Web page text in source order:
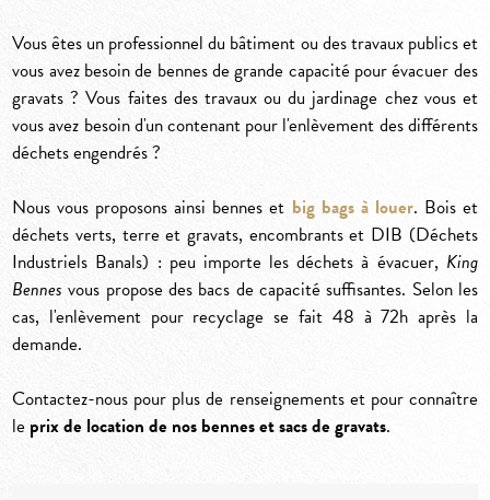
Vous êtes un professionnel du bâtiment ou des travaux publics et
vous avez besoin de bennes de grande capacité pour évacuer des
gravats ? Vous faites des travaux ou du jardinage chez vous et
vous avez besoin d'un contenant pour l'enlèvement des différents
déchets engendrés ?
Nous vous proposons ainsi bennes et big bags à louer. Bois et
déchets verts, terre et gravats, encombrants et DIB (Déchets
Industriels Banals) : peu importe les déchets à évacuer, King
Bennes vous propose des bacs de capacité suffisantes. Selon les
cas, l'enlèvement pour recyclage se fait 48 à 72h après la
demande.
Contactez-nous pour plus de renseignements et pour connaître
le prix de location de nos bennes et sacs de gravats.